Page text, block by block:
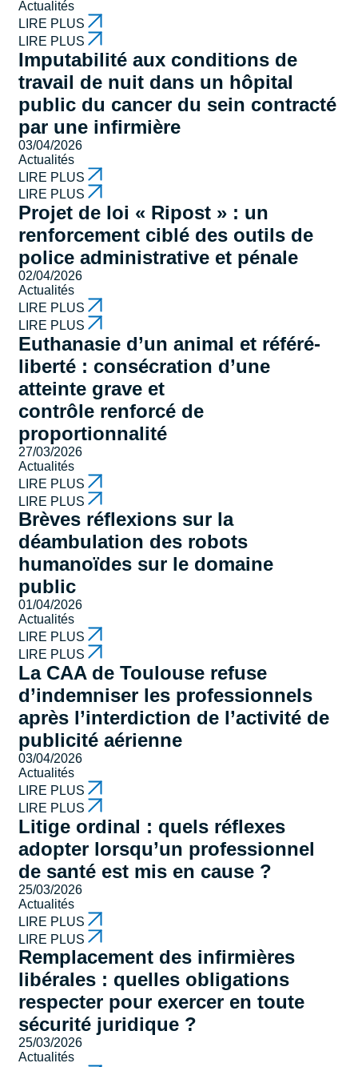
Actualités
LIRE PLUS
LIRE PLUS
Imputabilité aux conditions de
travail de nuit dans un hôpital
public du cancer du sein contracté
par une infirmière
03/04/2026
Actualités
LIRE PLUS
LIRE PLUS
Projet de loi « Ripost » : un
renforcement ciblé des outils de
police administrative et pénale
02/04/2026
Actualités
LIRE PLUS
LIRE PLUS
Euthanasie d’un animal et référé-
liberté : consécration d’une
atteinte grave et
contrôle renforcé de
proportionnalité
27/03/2026
Actualités
LIRE PLUS
LIRE PLUS
Brèves réflexions sur la
déambulation des robots
humanoïdes sur le domaine
public
01/04/2026
Actualités
LIRE PLUS
LIRE PLUS
La CAA de Toulouse refuse
d’indemniser les professionnels
après l’interdiction de l’activité de
publicité aérienne
03/04/2026
Actualités
LIRE PLUS
LIRE PLUS
Litige ordinal : quels réflexes
adopter lorsqu’un professionnel
de santé est mis en cause ?
25/03/2026
Actualités
LIRE PLUS
LIRE PLUS
Remplacement des infirmières
libérales : quelles obligations
respecter pour exercer en toute
sécurité juridique ?
25/03/2026
Actualités